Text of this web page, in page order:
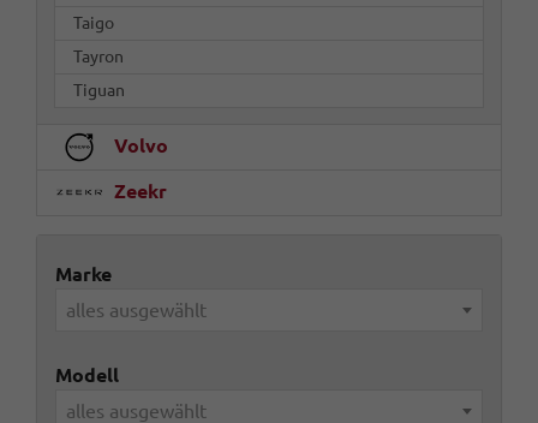
Taigo
Tayron
Tiguan
Volvo
Zeekr
Marke
alles ausgewählt
Modell
alles ausgewählt